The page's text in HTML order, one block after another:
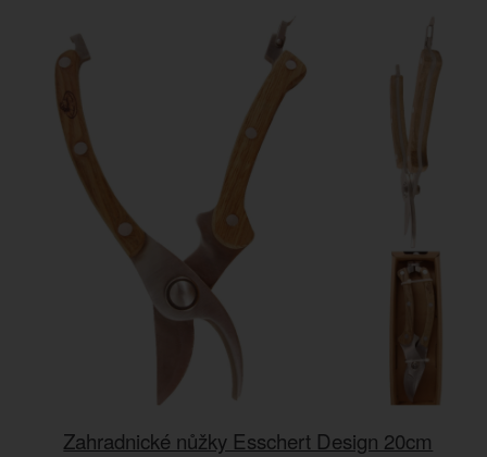
Zahradnické nůžky Esschert Design 20cm